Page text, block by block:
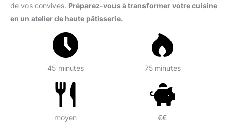
de vos convives. Préparez-vous à transformer votre cuisine
en un atelier de haute pâtisserie.
45 minutes 75 minutes
moyen €€